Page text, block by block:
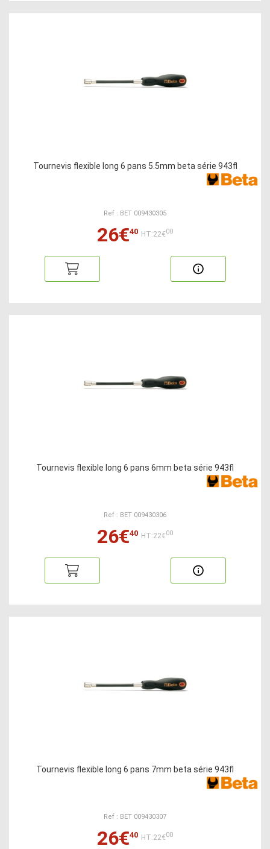
Tournevis flexible long 6 pans 5.5mm beta série 943fl
Ref : BET 009430305
26€40 HT:22€00
Tournevis flexible long 6 pans 6mm beta série 943fl
Ref : BET 009430306
26€40 HT:22€00
Tournevis flexible long 6 pans 7mm beta série 943fl
Ref : BET 009430307
26€40 HT:22€00